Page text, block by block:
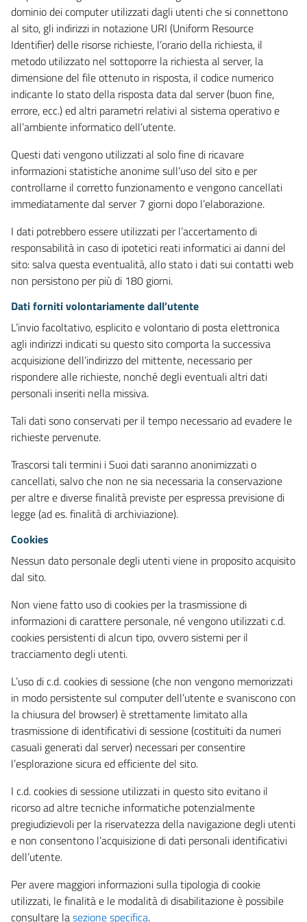
dominio dei computer utilizzati dagli utenti che si connettono
al sito, gli indirizzi in notazione URI (Uniform Resource
Identifier) delle risorse richieste, l’orario della richiesta, il
metodo utilizzato nel sottoporre la richiesta al server, la
dimensione del file ottenuto in risposta, il codice numerico
indicante lo stato della risposta data dal server (buon fine,
errore, ecc.) ed altri parametri relativi al sistema operativo e
all’ambiente informatico dell’utente.
Questi dati vengono utilizzati al solo fine di ricavare
informazioni statistiche anonime sull’uso del sito e per
controllarne il corretto funzionamento e vengono cancellati
immediatamente dal server 7 giorni dopo l’elaborazione.
I dati potrebbero essere utilizzati per l’accertamento di
responsabilità in caso di ipotetici reati informatici ai danni del
sito: salva questa eventualità, allo stato i dati sui contatti web
non persistono per più di 180 giorni.
Dati forniti volontariamente dall’utente
L’invio facoltativo, esplicito e volontario di posta elettronica
agli indirizzi indicati su questo sito comporta la successiva
acquisizione dell’indirizzo del mittente, necessario per
rispondere alle richieste, nonché degli eventuali altri dati
personali inseriti nella missiva.
Tali dati sono conservati per il tempo necessario ad evadere le
richieste pervenute.
Trascorsi tali termini i Suoi dati saranno anonimizzati o
cancellati, salvo che non ne sia necessaria la conservazione
per altre e diverse finalità previste per espressa previsione di
legge (ad es. finalità di archiviazione).
Cookies
Nessun dato personale degli utenti viene in proposito acquisito
dal sito.
Non viene fatto uso di cookies per la trasmissione di
informazioni di carattere personale, né vengono utilizzati c.d.
cookies persistenti di alcun tipo, ovvero sistemi per il
tracciamento degli utenti.
L’uso di c.d. cookies di sessione (che non vengono memorizzati
in modo persistente sul computer dell’utente e svaniscono con
la chiusura del browser) è strettamente limitato alla
trasmissione di identificativi di sessione (costituiti da numeri
casuali generati dal server) necessari per consentire
l’esplorazione sicura ed efficiente del sito.
I c.d. cookies di sessione utilizzati in questo sito evitano il
ricorso ad altre tecniche informatiche potenzialmente
pregiudizievoli per la riservatezza della navigazione degli utenti
e non consentono l’acquisizione di dati personali identificativi
dell’utente.
Per avere maggiori informazioni sulla tipologia di cookie
utilizzati, le finalità e le modalità di disabilitazione è possibile
consultare lasezione specifica.